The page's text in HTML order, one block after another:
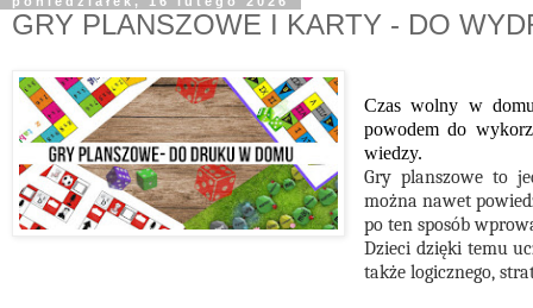
GRY PLANSZOWE I KARTY - DO
Czas wolny w
powodem do
wiedzy.
Gry planszowe to
można nawet
po ten sposób
Dzieci dzięki temu
także logicznego,